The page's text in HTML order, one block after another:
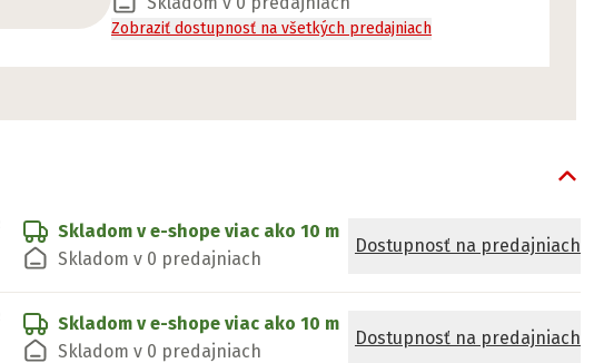
Zobraziť dostupnosť na všetkých predajniach
Skladom v e-shope viac ako 10 m
Skladom v 0 predajniach
Dostupnosť na predajniach
Skladom v e-shope viac ako 10 m
Skladom v 0 predajniach
Dostupnosť na predajniach